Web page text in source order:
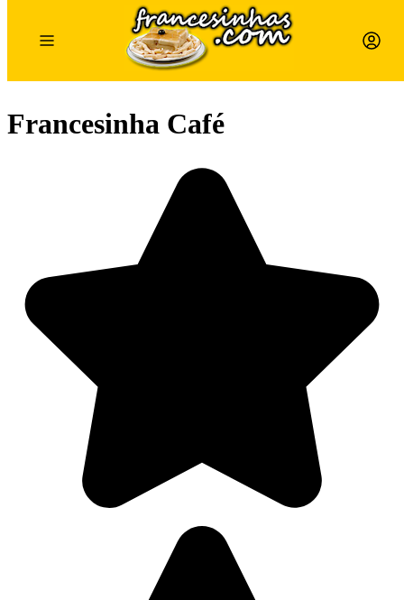
Francesinha Café